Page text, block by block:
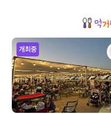
개최중